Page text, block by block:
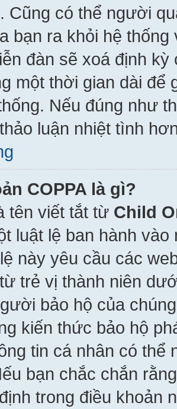
Cũng có thể người
bạn ra khỏi hệ
đàn sẽ xoá định
một thời gian dài
Nếu đúng như
luận nhiệt tình
COPPA là gì?
tên viết tắt từ Child
luật lệ ban hành
này yêu cầu các
trẻ vị thành niên
bảo hộ của
kiến thức bảo hộ
tin cá nhân có thể
bạn chắc chắn
trong điều khoản